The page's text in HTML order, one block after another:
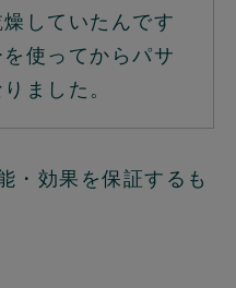
していたんです
使ってからパサ
ました。
・効果を保証するも